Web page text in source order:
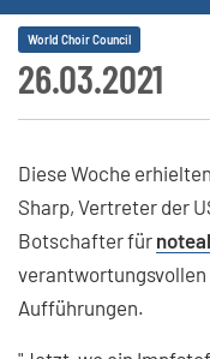
26.03.2021
World Choir Council
Diese Woche
Sharp, Vertreter der
Botschafter für
verantwortungsvollen
Aufführungen.